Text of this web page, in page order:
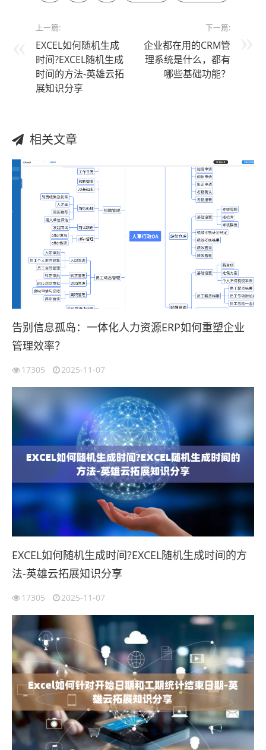
上一篇:
EXCEL如何随机生成
时间?EXCEL随机生成
时间的方法-英雄云拓
展知识分享
下一篇:
企业都在用的CRM管
理系统是什么，都有
哪些基础功能？
相关文章
告别信息孤岛：一体化人力资源ERP如何重塑企业
管理效率？
17305 2025-11-07
EXCEL如何随机生成时间?EXCEL随机生成时间的方
法-英雄云拓展知识分享
17305 2025-11-07